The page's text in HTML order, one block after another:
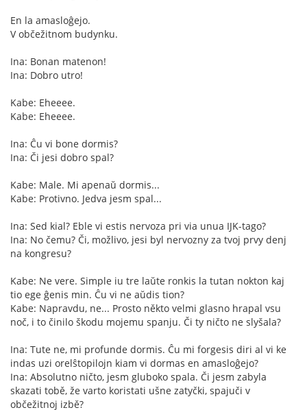
En la amasloĝejo.
V občežitnom budynku.
Ina: Bonan matenon!
Ina: Dobro utro!
Kabe: Eheeee.
Kabe: Eheeee.
Ina: Ĉu vi bone dormis?
Ina: Či jesi dobro spal?
Kabe: Male. Mi apenaŭ dormis...
Kabe: Protivno. Jedva jesm spal...
Ina: Sed kial? Eble vi estis nervoza pri via unua IJK-tago?
Ina: No čemu? Či, možlivo, jesi byl nervozny za tvoj prvy denj
na kongresu?
Kabe: Ne vere. Simple iu tre laŭte ronkis la tutan nokton kaj
tio ege ĝenis min. Ĉu vi ne aŭdis tion?
Kabe: Napravdu, ne... Prosto někto velmi glasno hrapal vsu
noč, i to činilo škodu mojemu spanju. Či ty ničto ne slyšala?
Ina: Tute ne, mi profunde dormis. Ĉu mi forgesis diri al vi ke
indas uzi orelŝtopilojn kiam vi dormas en amasloĝejo?
Ina: Absolutno ničto, jesm gluboko spala. Či jesm zabyla
skazati tobě, že varto koristati ušne zatyčki, spajuči v
občežitnoj izbě?